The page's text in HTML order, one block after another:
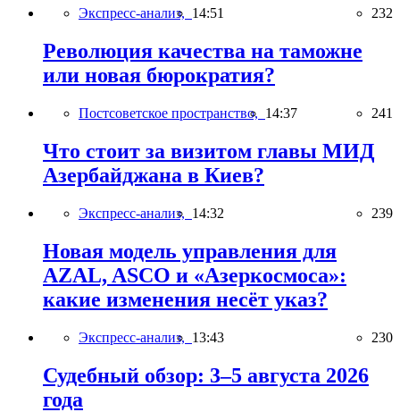
Экспресс-анализ, 14:51 232
Революция качества на таможне
или новая бюрократия?
Постсоветское пространство, 14:37 241
Что стоит за визитом главы МИД
Азербайджана в Киев?
Экспресс-анализ, 14:32 239
Новая модель управления для
AZAL, ASCO и «Азеркосмоса»:
какие изменения несёт указ?
Экспресс-анализ, 13:43 230
Судебный обзор: 3–5 августа 2026
года